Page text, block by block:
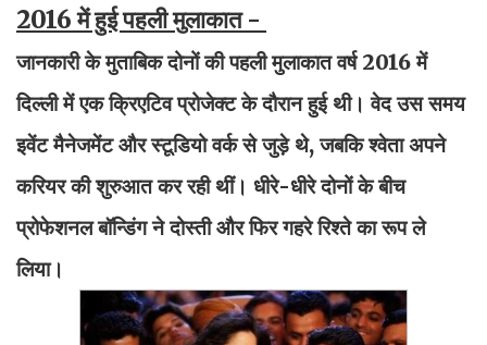
2016 में हुई पहली मुलाकात -
जानकारी के मुताबिक दोनों की पहली मुलाकात वर्ष 2016 में
दिल्ली में एक क्रिएटिव प्रोजेक्ट के दौरान हुई थी। वेद उस समय
इवेंट मैनेजमेंट और स्टूडियो वर्क से जुड़े थे, जबकि श्वेता अपने
करियर की शुरुआत कर रही थीं। धीरे-धीरे दोनों के बीच
प्रोफेशनल बॉन्डिंग ने दोस्ती और फिर गहरे रिश्ते का रूप ले
लिया।